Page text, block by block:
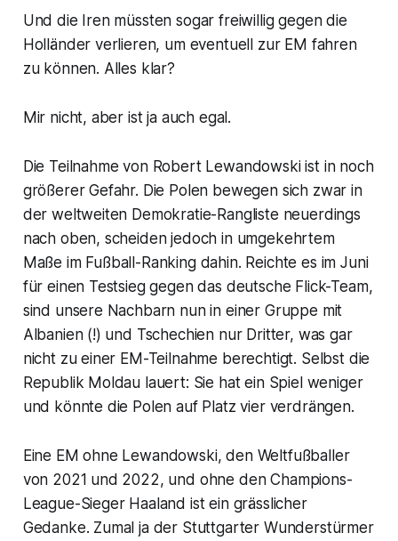
Und die Iren müssten sogar freiwillig gegen die
Holländer verlieren, um eventuell zur EM fahren
zu können. Alles klar?
Mir nicht, aber ist ja auch egal.
Die Teilnahme von Robert Lewandowski ist in noch
größerer Gefahr. Die Polen bewegen sich zwar in
der weltweiten Demokratie-Rangliste neuerdings
nach oben, scheiden jedoch in umgekehrtem
Maße im Fußball-Ranking dahin. Reichte es im Juni
für einen Testsieg gegen das deutsche Flick-Team,
sind unsere Nachbarn nun in einer Gruppe mit
Albanien (!) und Tschechien nur Dritter, was gar
nicht zu einer EM-Teilnahme berechtigt. Selbst die
Republik Moldau lauert: Sie hat ein Spiel weniger
und könnte die Polen auf Platz vier verdrängen.
Eine EM ohne Lewandowski, den Weltfußballer
von 2021 und 2022, und ohne den Champions-
League-Sieger Haaland ist ein grässlicher
Gedanke. Zumal ja der Stuttgarter Wunderstürmer